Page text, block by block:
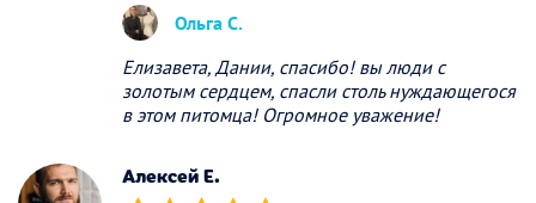
Ольга С.
Елизавета, Дании, спасибо! вы люди с
золотым сердцем, спасли столь нуждающегося
в этом питомца! Огромное уважение!
Алексей Е.